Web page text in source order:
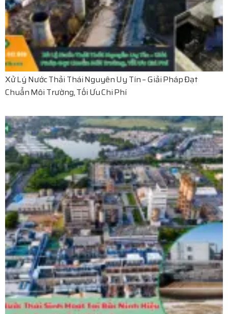
Xử Lý Nước Thải Thái Nguyên Uy Tín – Giải Pháp Đạt
Chuẩn Môi Trường, Tối Ưu Chi Phí